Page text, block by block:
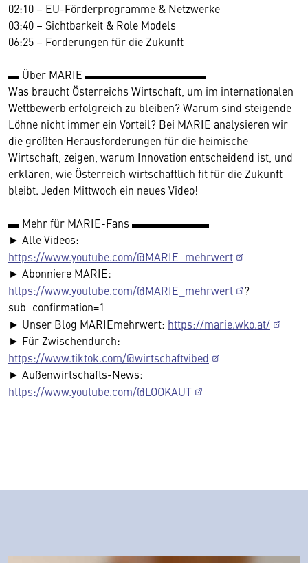
02:10 – EU-Förderprogramme & Netzwerke
03:40 – Sichtbarkeit & Role Models
06:25 – Forderungen für die Zukunft
▬ Über MARIE ▬▬▬▬▬▬▬▬▬▬▬
Was braucht Österreichs Wirtschaft, um im internationalen
Wettbewerb erfolgreich zu bleiben? Warum sind steigende
Löhne nicht immer ein Vorteil? Bei MARIE analysieren wir
die größten Herausforderungen für die heimische
Wirtschaft, zeigen, warum Innovation entscheidend ist, und
erklären, wie Österreich wirtschaftlich fit für die Zukunft
bleibt. Jeden Mittwoch ein neues Video!
▬ Mehr für MARIE-Fans ▬▬▬▬▬▬▬
► Alle Videos:
https://www.youtube.com/@MARIE_mehrwert
► Abonniere MARIE:
https://www.youtube.com/@MARIE_mehrwert
?
sub_confirmation=1
► Unser Blog MARIEmehrwert: https://marie.wko.at/
► Für Zwischendurch:
https://www.tiktok.com/@wirtschaftvibed
► Außenwirtschafts-News:
https://www.youtube.com/@LOOKAUT